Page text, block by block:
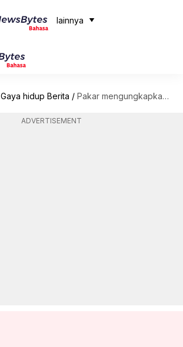
lainnya
Gaya hidup Berita / Pakar mengungkapkan apa yang boleh dan tidak boleh dilakukan untuk calon pengantin musim hujan
ADVERTISEMENT